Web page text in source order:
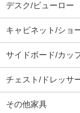
デスク/ビューロー
キャビネット/ショ
サイドボード/カッ
チェスト/ドレッサ
その他家具